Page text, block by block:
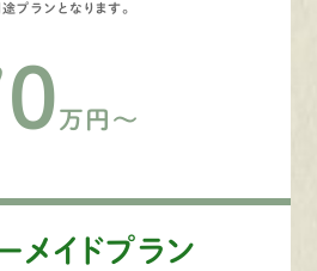
ランとなります。
万円～
メイドプラン